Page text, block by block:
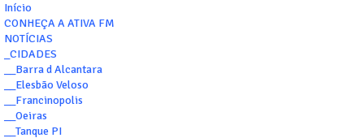
Início
CONHEÇA A ATIVA FM
NOTÍCIAS
_CIDADES
__Barra d Alcantara
__Elesbão Veloso
__Francinopolis
__Oeiras
__Tanque PI